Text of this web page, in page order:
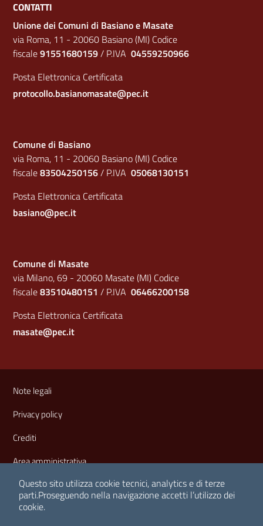
Questo sito utilizza cookie tecnici, analytics e di terze
parti.Proseguendo nella navigazione accetti l’utilizzo dei
cookie.
CONTATTI
Unione dei Comuni di Basiano e Masate
via Roma, 11 - 20060 Basiano (MI) Codice
fiscale91551680159/ P.IVA 04559250966
Posta Elettronica Certificata
protocollo.basianomasate@pec.it
Comune di Basiano
via Roma, 11 - 20060 Basiano (MI) Codice
fiscale83504250156/ P.IVA 05068130151
Posta Elettronica Certificata
basiano@pec.it
Comune di Masate
via Milano, 69 - 20060 Masate (MI) Codice
fiscale83510480151 / P.IVA 06466200158
Posta Elettronica Certificata
masate@pec.it
Sezione Link Utili
Note legali
Privacy policy
Crediti
Area amministrativa